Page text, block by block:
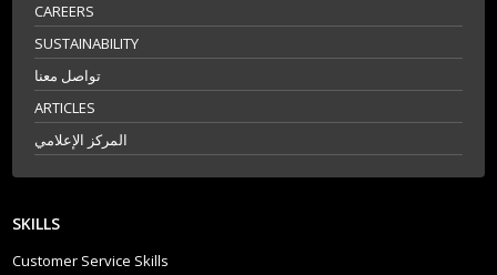
CAREERS
SUSTAINABILITY
تواصل معنا
ARTICLES
المركز الإعلامي
SKILLS
Customer Service Skills